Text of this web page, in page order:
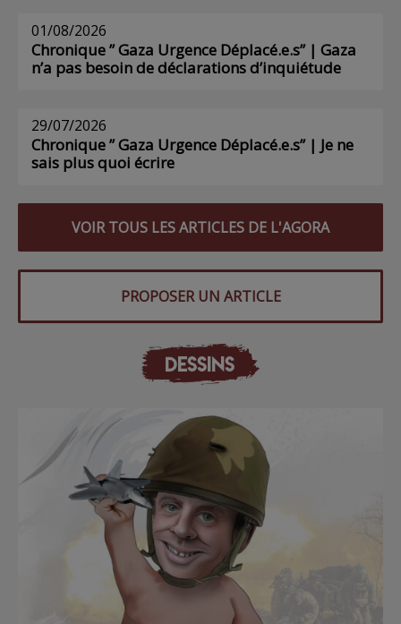
01/08/2026
Chronique ” Gaza Urgence Déplacé.e.s” | Gaza
n’a pas besoin de déclarations d’inquiétude
29/07/2026
Chronique ” Gaza Urgence Déplacé.e.s” | Je ne
sais plus quoi écrire
VOIR TOUS LES ARTICLES DE L'AGORA
PROPOSER UN ARTICLE
DESSINS